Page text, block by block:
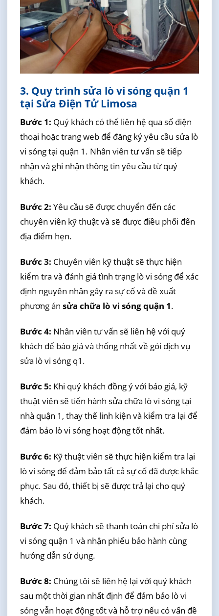
3. Quy trình sửa lò vi sóng quận 1
tại Sửa Điện Tử Limosa
Bước 1: Quý khách có thể liên hệ qua số điện
thoại hoặc trang web để đăng ký yêu cầu sửa lò
vi sóng tại quận 1. Nhân viên tư vấn sẽ tiếp
nhận và ghi nhận thông tin yêu cầu từ quý
khách.
Bước 2: Yêu cầu sẽ được chuyển đến các
chuyên viên kỹ thuật và sẽ được điều phối đến
địa điểm hẹn.
Bước 3: Chuyên viên kỹ thuật sẽ thực hiện
kiểm tra và đánh giá tình trạng lò vi sóng để xác
định nguyên nhân gây ra sự cố và đề xuất
phương án sửa chữa lò vi sóng quận 1.
Bước 4: Nhân viên tư vấn sẽ liên hệ với quý
khách để báo giá và thống nhất về gói dịch vụ
sửa lò vi sóng q1.
Bước 5: Khi quý khách đồng ý với báo giá, kỹ
thuật viên sẽ tiến hành sửa chữa lò vi sóng tại
nhà quận 1, thay thế linh kiện và kiểm tra lại để
đảm bảo lò vi sóng hoạt động tốt nhất.
Bước 6: Kỹ thuật viên sẽ thực hiện kiểm tra lại
lò vi sóng để đảm bảo tất cả sự cố đã được khắc
phục. Sau đó, thiết bị sẽ được trả lại cho quý
khách.
Bước 7: Quý khách sẽ thanh toán chi phí sửa lò
vi sóng quận 1 và nhận phiếu bảo hành cùng
hướng dẫn sử dụng.
Bước 8: Chúng tôi sẽ liên hệ lại với quý khách
sau một thời gian nhất định để đảm bảo lò vi
sóng vẫn hoạt động tốt và hỗ trợ nếu có vấn đề